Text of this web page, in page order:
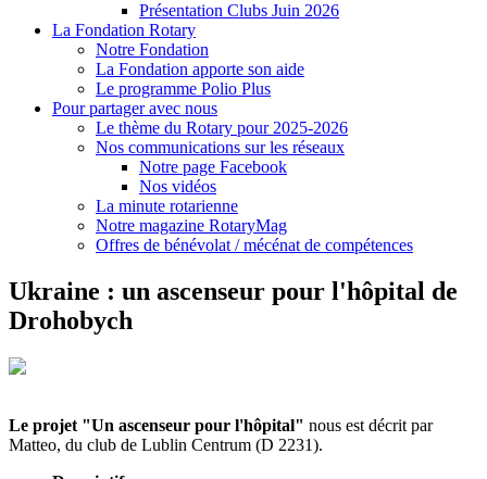
Présentation Clubs Juin 2026
La Fondation Rotary
Notre Fondation
La Fondation apporte son aide
Le programme Polio Plus
Pour partager avec nous
Le thème du Rotary pour 2025-2026
Nos communications sur les réseaux
Notre page Facebook
Nos vidéos
La minute rotarienne
Notre magazine RotaryMag
Offres de bénévolat / mécénat de compétences
Ukraine : un ascenseur pour l'hôpital de
Drohobych
Le projet "Un ascenseur pour l'hôpital" nous est décrit par
Matteo, du club de Lublin Centrum (D 2231).